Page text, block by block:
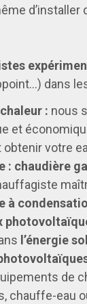
d’installer
dans
: nous
et
obtenir votre
: chaudière
à
l’énergie
de
chauffe-eau